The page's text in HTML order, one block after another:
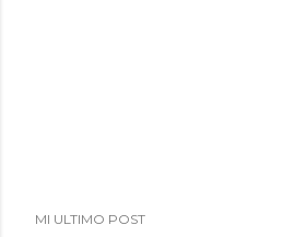
MI ULTIMO POST